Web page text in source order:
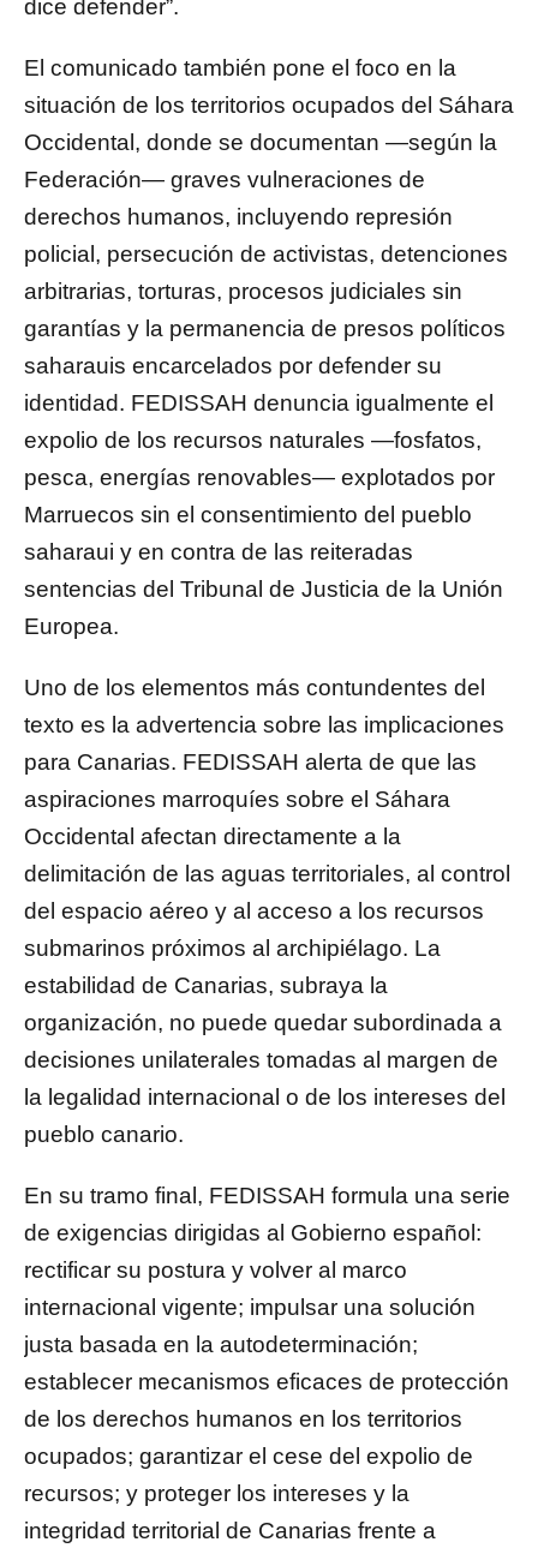
dice defender”.
El comunicado también pone el foco en la
situación de los territorios ocupados del Sáhara
Occidental, donde se documentan —según la
Federación— graves vulneraciones de
derechos humanos, incluyendo represión
policial, persecución de activistas, detenciones
arbitrarias, torturas, procesos judiciales sin
garantías y la permanencia de presos políticos
saharauis encarcelados por defender su
identidad. FEDISSAH denuncia igualmente el
expolio de los recursos naturales —fosfatos,
pesca, energías renovables— explotados por
Marruecos sin el consentimiento del pueblo
saharaui y en contra de las reiteradas
sentencias del Tribunal de Justicia de la Unión
Europea.
Uno de los elementos más contundentes del
texto es la advertencia sobre las implicaciones
para Canarias. FEDISSAH alerta de que las
aspiraciones marroquíes sobre el Sáhara
Occidental afectan directamente a la
delimitación de las aguas territoriales, al control
del espacio aéreo y al acceso a los recursos
submarinos próximos al archipiélago. La
estabilidad de Canarias, subraya la
organización, no puede quedar subordinada a
decisiones unilaterales tomadas al margen de
la legalidad internacional o de los intereses del
pueblo canario.
En su tramo final, FEDISSAH formula una serie
de exigencias dirigidas al Gobierno español:
rectificar su postura y volver al marco
internacional vigente; impulsar una solución
justa basada en la autodeterminación;
establecer mecanismos eficaces de protección
de los derechos humanos en los territorios
ocupados; garantizar el cese del expolio de
recursos; y proteger los intereses y la
integridad territorial de Canarias frente a